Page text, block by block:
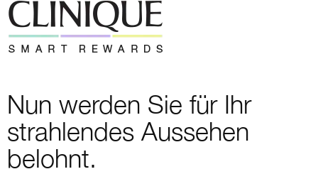
Nun werden Sie für Ihr
strahlendes Aussehen
belohnt.